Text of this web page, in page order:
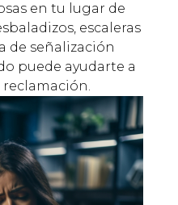
en tu lugar de
escaleras
de señalización
puede ayudarte a